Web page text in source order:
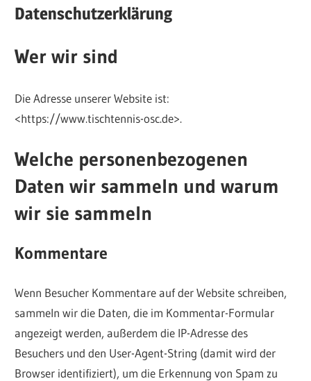
Datenschutzerklärung
Wer wir sind
Die Adresse unserer Website ist:
<https://www.tischtennis-osc.de>.
Welche personenbezogenen
Daten wir sammeln und warum
wir sie sammeln
Kommentare
Wenn Besucher Kommentare auf der Website schreiben,
sammeln wir die Daten, die im Kommentar-Formular
angezeigt werden, außerdem die IP-Adresse des
Besuchers und den User-Agent-String (damit wird der
Browser identifiziert), um die Erkennung von Spam zu